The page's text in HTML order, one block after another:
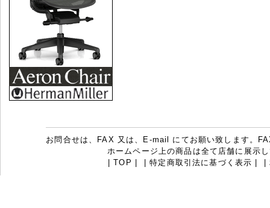
お問合せは、FAX 又は、E-mail にてお願い致します。
ホームページ上の商品は全て店舗に展示
|TOP |特定商取引法に基づく表示 |